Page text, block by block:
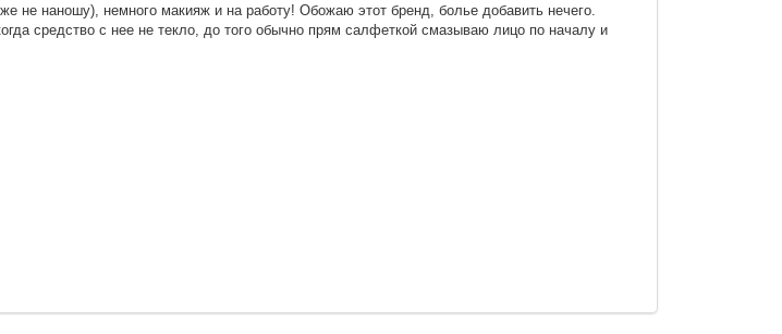
не наношу), немного макияж и на работу! Обожаю этот бренд, болье добавить нечего.
средство с нее не текло, до того обычно прям салфеткой смазываю лицо по началу и